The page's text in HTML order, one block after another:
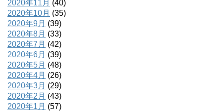
2020年11月 (40)
2020年10月 (35)
2020年9月 (39)
2020年8月 (33)
2020年7月 (42)
2020年6月 (39)
2020年5月 (48)
2020年4月 (26)
2020年3月 (29)
2020年2月 (43)
2020年1月 (57)